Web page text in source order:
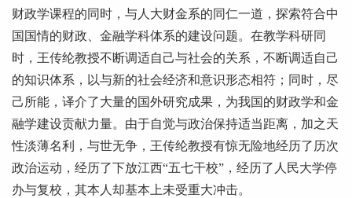
财政学课程的同时，与人大财金系的同仁一道，探索符合中
国国情的财政、金融学科体系的建设问题。在教学科研同
时，王传纶教授不断调适自己与社会的关系，不断调适自己
的知识体系，以与新的社会经济和意识形态相符；同时，尽
己所能，译介了大量的国外研究成果，为我国的财政学和金
融学建设贡献力量。由于自觉与政治保持适当距离，加之天
性淡薄名利，与世无争，王传纶教授有惊无险地经历了历次
政治运动，经历了下放江西“五七干校”，经历了人民大学停
办与复校，其本人却基本上未受重大冲击。